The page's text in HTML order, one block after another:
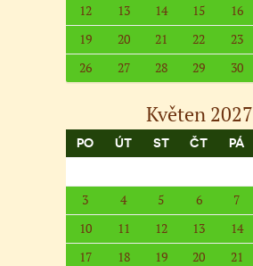
12 13 14 15 16
19
20 21 22 23
26
27 28 29 30
Květen 2027
PO ÚT ST ČT PÁ
3
4 5 6 7
10
11 12 13 14
17
18 19 20 21